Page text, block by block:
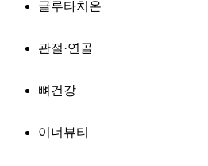
글루타치온
관절·연골
뼈건강
이너뷰티